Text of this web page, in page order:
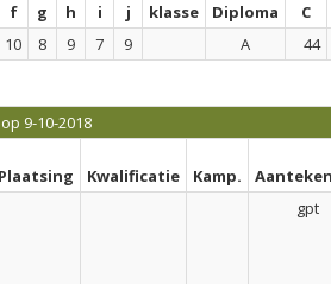
f g h i j klasse Diploma
C
10 8 9 7 9 A 44
9-10-2018
Plaatsing Kwalificatie Kamp.
gpt